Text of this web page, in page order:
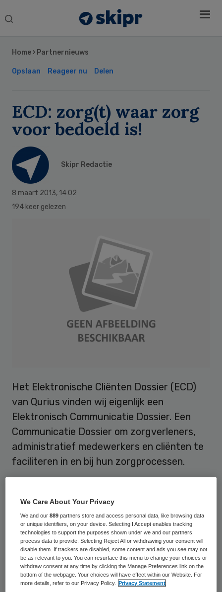
Search
Home › Partnernieuws
Opslaan Reageer nu Delen
ECD: zorg(t) waar zorg
voor bedoeld is!
Skipr Redactie
8 maart 2013, 14:02
194 keer gelezen
Het Elektronische Cliënten Dossier (ECD)
van Qurius vinden wij eigenlijk een
Elektronisch Communicatie Dossier. Een
Communicatie Dossier om zorgverleners,
administratief medewerkers en cliënten te
faciliteren in en bij hun zorgprocessen.
verantwoorden of ontvangen van zorg, in
alle situaties is het nodig dat hierover
gecommuniceerd wordt. Informatie- en
kennisdelen wordt zo eenvoudiger,
betrouwbaarder en veiliger.
Het ECD van Qurius is een innovatieve
Sidebar
We Care About Your Privacy
We and our889 partners store and access personal data, like browsing data
or unique identifiers, on your device. Selecting I Accept enables tracking
technologies to support the purposes shown under we and our partners
process data to provide. Selecting Reject All or withdrawing your consent will
disable them. If trackers are disabled, some content and ads you see may not
be as relevant to you. You can resurface this menu to change your choices or
withdraw consent at any time by clicking the Manage Preferences link on the
bottom of the webpage. Your choices will have effect within our Website. For
more details, refer to our Privacy Policy.
Privacy Statement